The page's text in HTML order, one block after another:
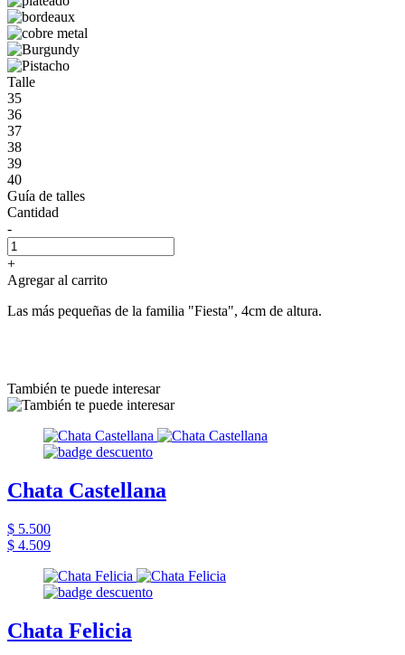
Talle
35
36
37
38
39
40
Guía de talles
Cantidad
-
+
Agregar al carrito
Las más pequeñas de la familia "Fiesta", 4cm de altura.
También te puede interesar
Chata Castellana
$ 5.500
$ 4.509
Chata Felicia